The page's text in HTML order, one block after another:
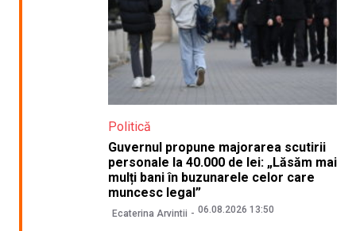
Politică
Guvernul propune majorarea scutirii
personale la 40.000 de lei: „Lăsăm mai
mulți bani în buzunarele celor care
muncesc legal”
Ecaterina Arvintii 06.08.2026 13:50